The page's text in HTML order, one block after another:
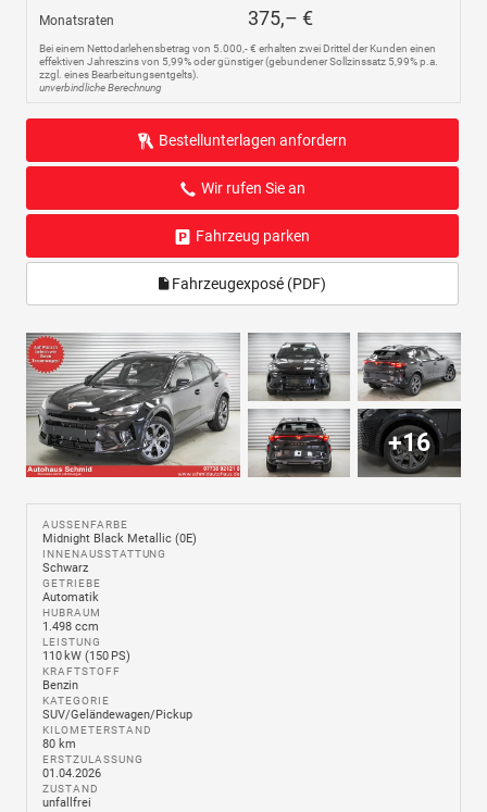
Monatsraten 375,– €
Bei einem Nettodarlehensbetrag von 5.000,- € erhalten zwei Drittel der Kunden einen
effektiven Jahreszins von 5,99% oder günstiger (gebundener Sollzinssatz 5,99% p.a.
zzgl. eines Bearbeitungsentgelts).
unverbindliche Berechnung
Bestellunterlagen anfordern
Wir rufen Sie an
Fahrzeug parken
Fahrzeugexposé (PDF)
+16
AUSSENFARBE
Midnight Black Metallic (0E)
INNENAUSSTATTUNG
Schwarz
GETRIEBE
Automatik
HUBRAUM
1.498 ccm
LEISTUNG
110 kW (150 PS)
KRAFTSTOFF
Benzin
KATEGORIE
SUV/Geländewagen/Pickup
KILOMETERSTAND
80 km
ERSTZULASSUNG
01.04.2026
ZUSTAND
unfallfrei